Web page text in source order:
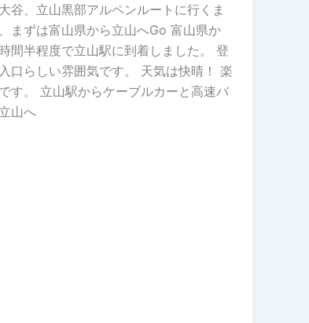
谷、立山黒部アルペンルートに行くま
まずは富山県から立山へGo 富山県か
間半程度で立山駅に到着しました。 登
口らしい雰囲気です。 天気は快晴！ 楽
す。 立山駅からケーブルカーと高速バ
山へ